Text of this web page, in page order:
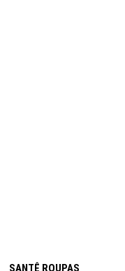
SANTÊ ROUPAS